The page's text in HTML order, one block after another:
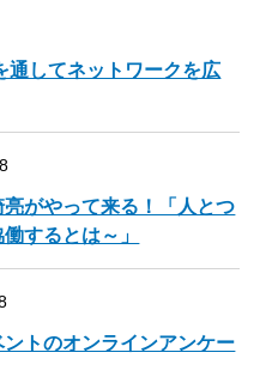
してネットワークを広
がやって来る！「人とつ
するとは～」
トのオンラインアンケー